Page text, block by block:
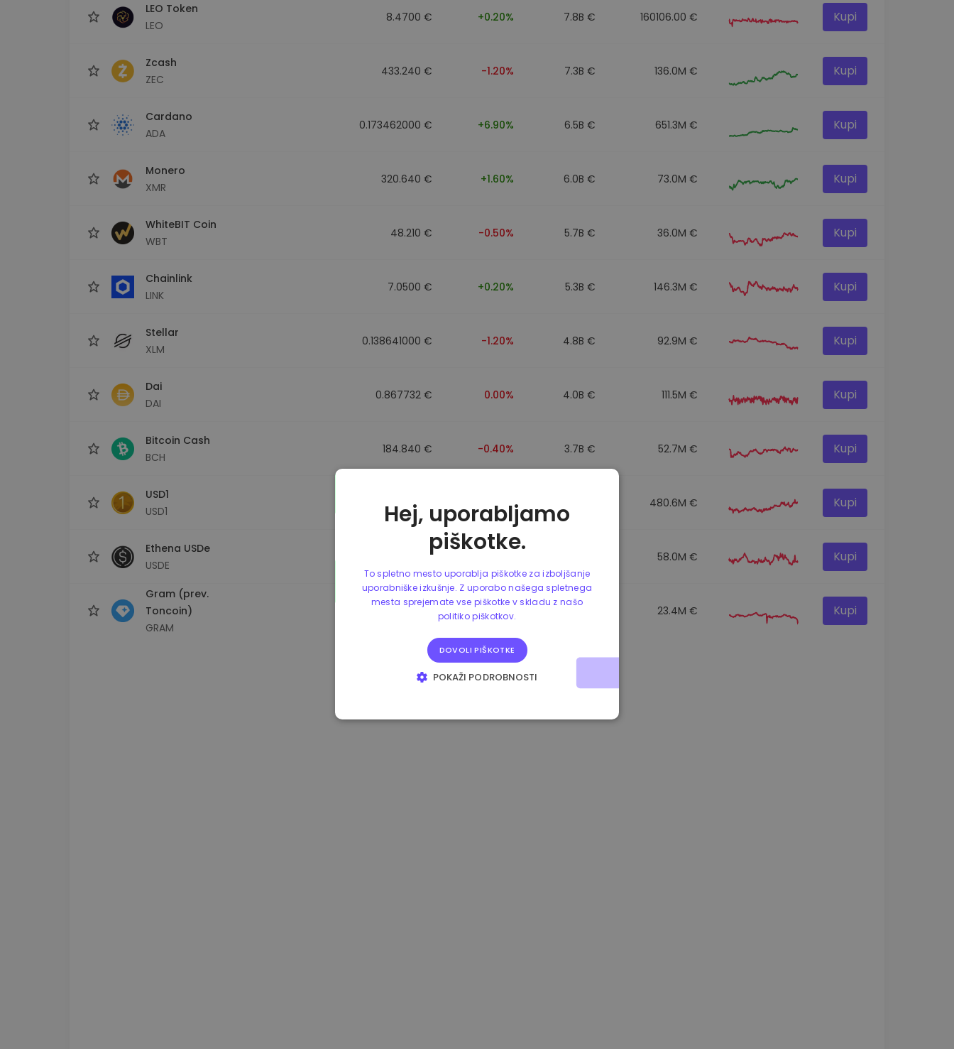
LEO Token
LEO
8.4700 € +0.20% 7.8B € 160106.00 € Kupi
Zcash
ZEC
433.240 € -1.20% 7.3B € 136.0M € Kupi
Cardano
ADA
0.173462000 € +6.90% 6.5B € 651.3M € Kupi
Monero
XMR
320.640 € +1.60% 6.0B € 73.0M € Kupi
WhiteBIT Coin
WBT
48.210 € -0.50% 5.7B € 36.0M € Kupi
Chainlink
LINK
7.0500 € +0.20% 5.3B € 146.3M € Kupi
Stellar
XLM
0.138641000 € -1.20% 4.8B € 92.9M € Kupi
Dai
DAI
0.867732 € 0.00% 4.0B € 111.5M € Kupi
Bitcoin Cash
BCH
184.840 € -0.40% 3.7B € 52.7M € Kupi
USD1
USD1
0.867499 € 0.00% 480.6M € Kupi
Ethena USDe
USDE
0.867435 € 58.0M € Kupi
Gram (prev.
Toncoin)
GRAM
1.160000 € -4.10% 23.4M € Kupi
Hej, uporabljamo
piškotke.
To spletno mesto uporablja piškotke za izboljšanje
uporabniške izkušnje. Z uporabo našega spletnega
mesta sprejemate vse piškotke v skladu z našo
politiko piškotkov.
DOVOLI PIŠKOTKE
POKAŽI PODROBNOSTI